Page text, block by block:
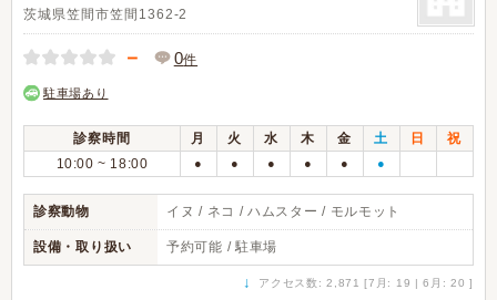
茨城県笠間市笠間1362-2
－ 0件
駐車場あり
診察時間 月 火 水 木 金 土 日
祝
10:00 ~ 18:00
● ● ● ● ● ●
診察動物 イヌ / ネコ / ハムスター / モルモット
設備・取り扱い 予約可能 / 駐車場
↓ アクセス数: 2,871 [7月: 19 | 6月: 20 ]